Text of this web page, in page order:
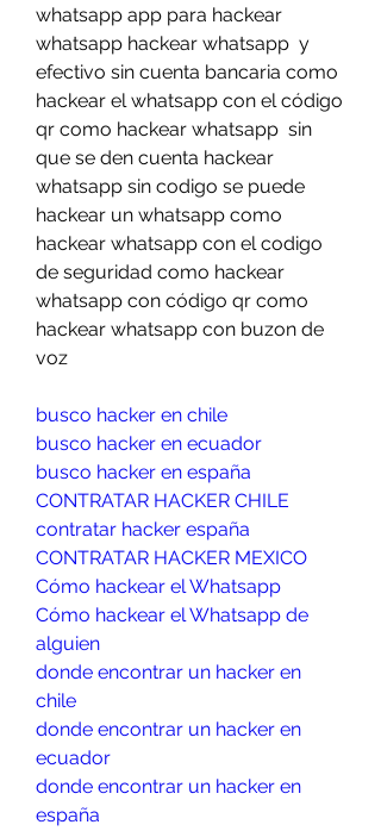
whatsapp app para hackear
whatsapp hackear whatsapp  y
efectivo sin cuenta bancaria como
hackear el whatsapp con el código
qr como hackear whatsapp  sin
que se den cuenta hackear
whatsapp sin codigo se puede
hackear un whatsapp como
hackear whatsapp con el codigo
de seguridad como hackear
whatsapp con código qr como
hackear whatsapp con buzon de
voz
busco hacker en chile
busco hacker en ecuador
busco hacker en españa
CONTRATAR HACKER CHILE
contratar hacker españa
CONTRATAR HACKER MEXICO
Cómo hackear el Whatsapp
Cómo hackear el Whatsapp de
alguien
donde encontrar un hacker en
chile
donde encontrar un hacker en
ecuador
donde encontrar un hacker en
españa